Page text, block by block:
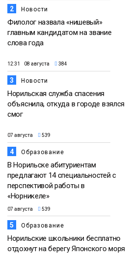
2 Новости
Филолог назвала «нишевый»
главным кандидатом на звание
слова года
12:31 08 августа 384
3 Новости
Норильская служба спасения
объяснила, откуда в городе взялся
смог
07 августа 539
4 Образование
В Норильске абитуриентам
предлагают 14 специальностей с
перспективой работы в
«Норникеле»
07 августа 539
5 Образование
Норильские школьники бесплатно
отдохнут на берегу Японского моря